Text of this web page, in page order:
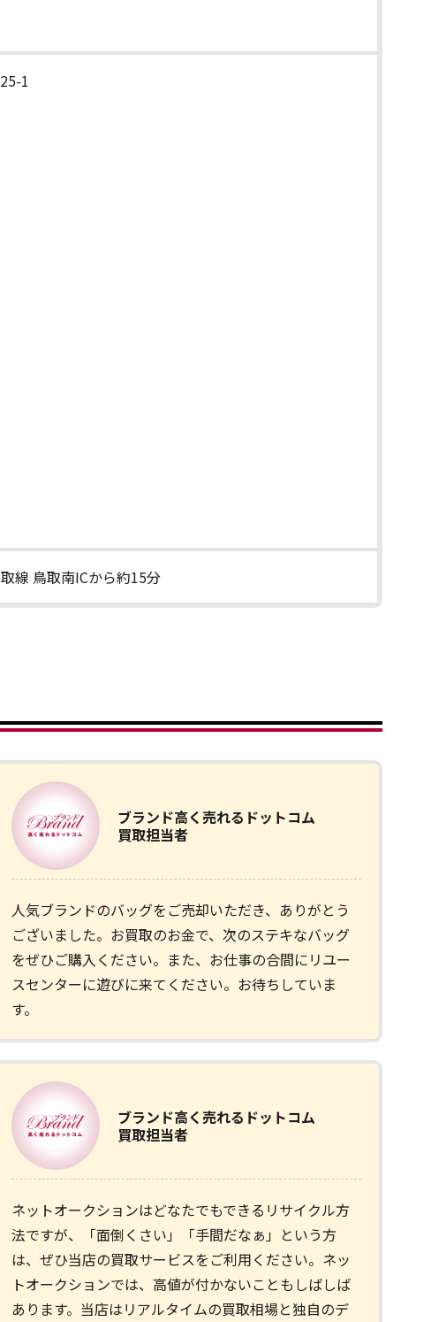
1
線 鳥取南ICから約15分
ブランド高く売れるドットコム
買取担当者
人気ブランドのバッグをご売却いただき、ありがとう
ございました。お買取のお金で、次のステキなバッグ
をぜひご購入ください。また、お仕事の合間にリユー
スセンターに遊びに来てください。お待ちしていま
す。
ブランド高く売れるドットコム
買取担当者
ネットオークションはどなたでもできるリサイクル方
法ですが、「面倒くさい」「手間だなぁ」という方
は、ぜひ当店の買取サービスをご利用ください。ネッ
トオークションでは、高値が付かないこともしばしば
あります。当店はリアルタイムの買取相場と独自のデ